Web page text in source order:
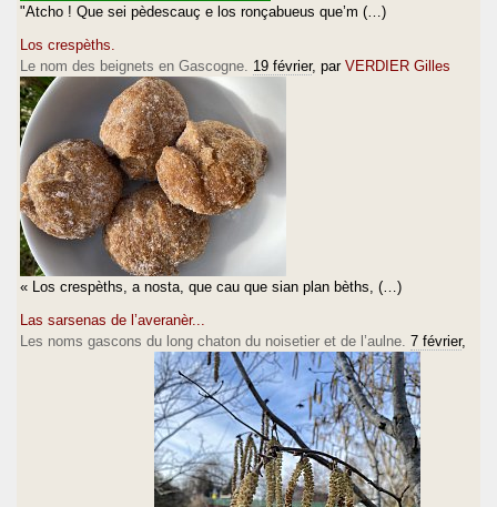
"Atcho ! Que sei pèdescauç e los ronçabueus que’m (…)
Los crespèths.
Le nom des beignets en Gascogne. 19 février, par VERDIER Gilles
« Los crespèths, a nosta, que cau que sian plan bèths, (…)
Las sarsenas de l’averanèr...
Les noms gascons du long chaton du noisetier et de l’aulne. 7 février,